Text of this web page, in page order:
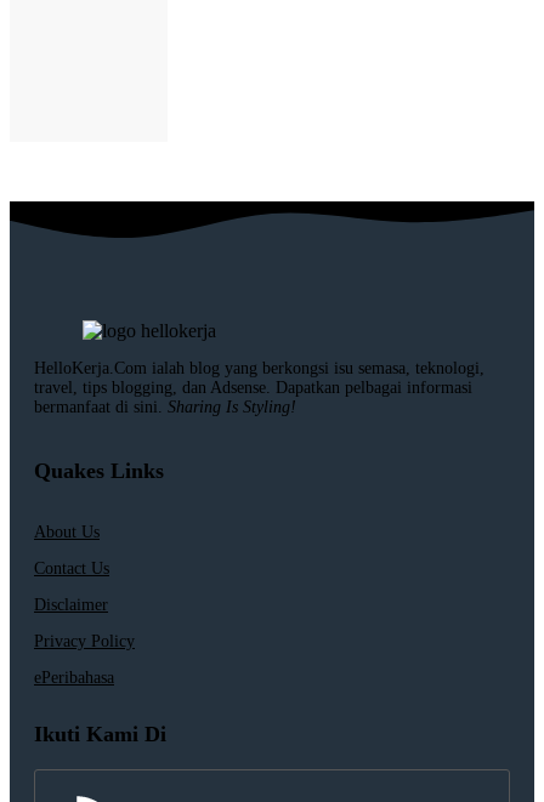
HelloKerja.Com ialah blog yang berkongsi isu semasa, teknologi,
travel, tips blogging, dan Adsense. Dapatkan pelbagai informasi
bermanfaat di sini. Sharing Is Styling!
Quakes Links
About Us
Contact Us
Disclaimer
Privacy Policy
ePeribahasa
Ikuti Kami Di